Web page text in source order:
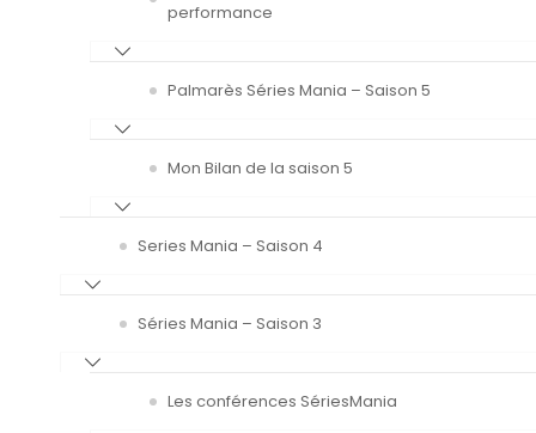
performance
Palmarès Séries Mania – Saison 5
Mon Bilan de la saison 5
Series Mania – Saison 4
Séries Mania – Saison 3
Les conférences SériesMania